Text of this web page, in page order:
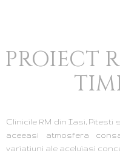
PROIECT
Clinicile RM din Iasi, Pitesti
aceeasi atmosfera
variatiuni ale aceluiasi